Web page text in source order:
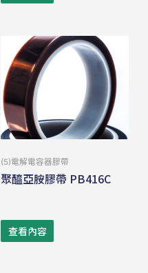
(5)電解電容器膠帶
聚醯亞胺膠帶 PB416C
查看內容